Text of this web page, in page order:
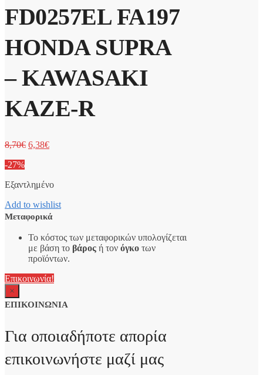
FD0257EL FA197
HONDA SUPRA
– KAWASAKI
KAZE-R
8,70€ 6,38€
-27%
Εξαντλημένο
Add to wishlist
Μεταφορικά
Το κόστος των μεταφορικών υπολογίζεται
με βάση το βάρος ή τον όγκο των
προϊόντων.
Επικοινωνία!
×
ΕΠΙΚΟΙΝΩΝΙΑ
Για οποιαδήποτε απορία
επικοινωνήστε μαζί μας